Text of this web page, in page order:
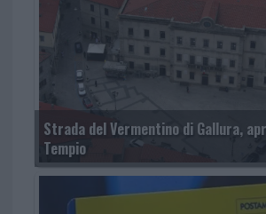
Strada del Vermentino di Gallura,
Tempio